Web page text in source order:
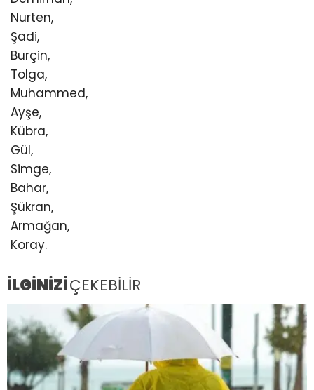
Nurten,
Şadi,
Burçin,
Tolga,
Muhammed,
Ayşe,
Kübra,
Gül,
Simge,
Bahar,
Şükran,
Armağan,
Koray.
İLGİNİZİÇEKEBİLİR